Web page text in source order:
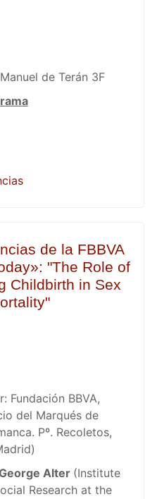
de Terán 3F
de la FBBVA
"The Role of
Childbirth in Sex
Fundación BBVA,
del Marqués de
Pº. Recoletos,
Alter (Institute
Research at the